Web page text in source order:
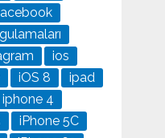
ios
iOS 8
ipad
iphone 4
iPhone 5C